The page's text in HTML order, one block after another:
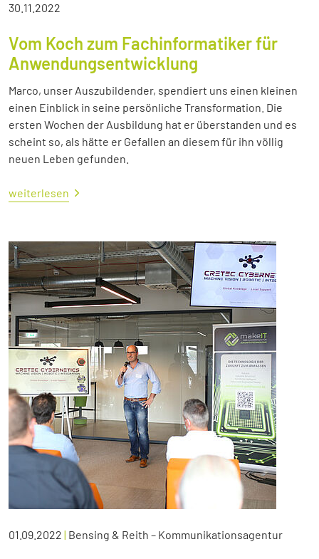
30.11.2022
Vom Koch zum Fachinformatiker für
Anwendungsentwicklung
Marco, unser Auszubildender, spendiert uns einen kleinen
einen Einblick in seine persönliche Transformation. Die
ersten Wochen der Ausbildung hat er überstanden und es
scheint so, als hätte er Gefallen an diesem für ihn völlig
neuen Leben gefunden.
weiterlesen
01.09.2022 | Bensing & Reith – Kommunikationsagentur